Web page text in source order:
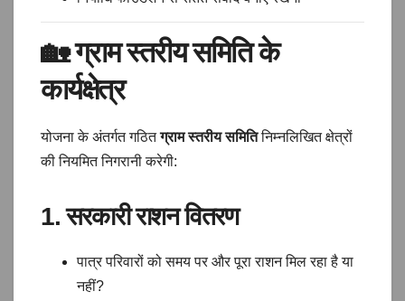
🏡ग्राम स्तरीय समिति के
कार्यक्षेत्र
योजना के अंतर्गत गठितग्राम स्तरीय समितिनिम्नलिखित क्षेत्रों
की नियमित निगरानी करेगी:
1. सरकारी राशन वितरण
पात्र परिवारों को समय पर और पूरा राशन मिल रहा है या
नहीं?